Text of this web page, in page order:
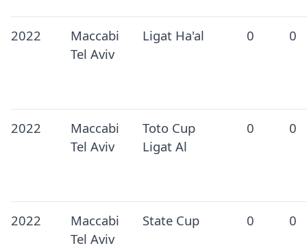
2022
Maccabi
Tel Aviv
Ligat Ha'al 0 0
2022
Maccabi
Tel Aviv
Toto Cup
Ligat Al
0 0
2022
Maccabi
Tel Aviv
State Cup 0 0